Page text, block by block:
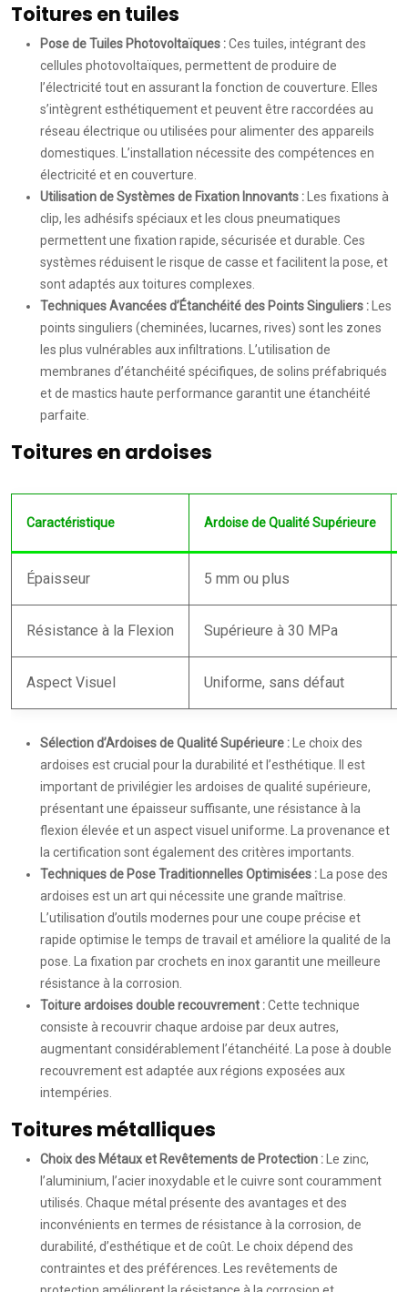
Toitures en tuiles
Pose de Tuiles Photovoltaïques :Ces tuiles, intégrant des
cellules photovoltaïques, permettent de produire de
l’électricité tout en assurant la fonction de couverture. Elles
s’intègrent esthétiquement et peuvent être raccordées au
réseau électrique ou utilisées pour alimenter des appareils
domestiques. L’installation nécessite des compétences en
électricité et en couverture.
Utilisation de Systèmes de Fixation Innovants :
Les fixations à
clip, les adhésifs spéciaux et les clous pneumatiques
permettent une fixation rapide, sécurisée et durable. Ces
systèmes réduisent le risque de casse et facilitent la pose, et
sont adaptés aux toitures complexes.
Techniques Avancées d’Étanchéité des Points Singuliers :
Les
points singuliers (cheminées, lucarnes, rives) sont les zones
les plus vulnérables aux infiltrations. L’utilisation de
membranes d’étanchéité spécifiques, de solins préfabriqués
et de mastics haute performance garantit une étanchéité
parfaite.
Toitures en ardoises
Caractéristique Ardoise de Qualité Supérieure
Épaisseur 5 mm ou plus
Résistance à la Flexion Supérieure à 30 MPa
Aspect Visuel Uniforme, sans défaut
Sélection d’Ardoises de Qualité Supérieure :
Le choix des
ardoises est crucial pour la durabilité et l’esthétique. Il est
important de privilégier les ardoises de qualité supérieure,
présentant une épaisseur suffisante, une résistance à la
flexion élevée et un aspect visuel uniforme. La provenance et
la certification sont également des critères importants.
Techniques de Pose Traditionnelles Optimisées :
La pose des
ardoises est un art qui nécessite une grande maîtrise.
L’utilisation d’outils modernes pour une coupe précise et
rapide optimise le temps de travail et améliore la qualité de la
pose. La fixation par crochets en inox garantit une meilleure
résistance à la corrosion.
Toiture ardoises double recouvrement :Cette technique
consiste à recouvrir chaque ardoise par deux autres,
augmentant considérablement l’étanchéité. La pose à double
recouvrement est adaptée aux régions exposées aux
intempéries.
Toitures métalliques
Choix des Métaux et Revêtements de Protection :
Le zinc,
l’aluminium, l’acier inoxydable et le cuivre sont couramment
utilisés. Chaque métal présente des avantages et des
inconvénients en termes de résistance à la corrosion, de
durabilité, d’esthétique et de coût. Le choix dépend des
contraintes et des préférences. Les revêtements de